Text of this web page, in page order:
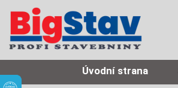
Úvodní strana